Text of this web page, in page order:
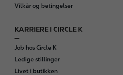
Vilkår og betingelser
KARRIERE I CIRCLE K
Job hos Circle K
Ledige stillinger
Livet i butikken